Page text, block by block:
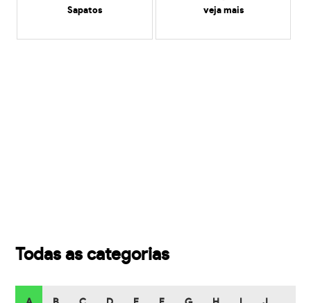
Sapatos veja mais
Todas as categorias